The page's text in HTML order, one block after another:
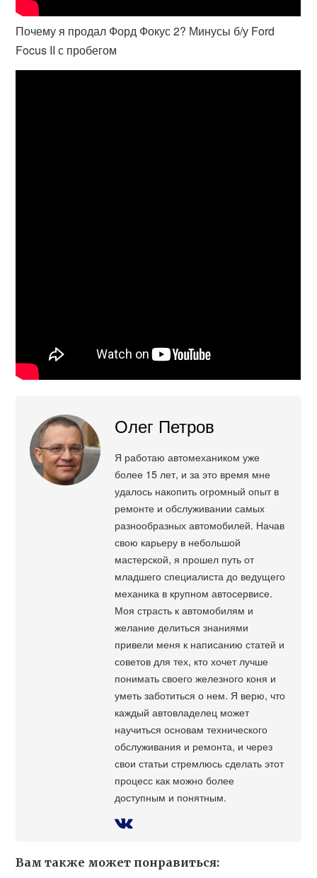
Почему я продал Форд Фокус 2? Минусы б/у Ford
Focus II с пробегом
Олег Петров
Я работаю автомехаником уже
более 15 лет, и за это время мне
удалось накопить огромный опыт в
ремонте и обслуживании самых
разнообразных автомобилей. Начав
свою карьеру в небольшой
мастерской, я прошел путь от
младшего специалиста до ведущего
механика в крупном автосервисе.
Моя страсть к автомобилям и
желание делиться знаниями
привели меня к написанию статей и
советов для тех, кто хочет лучше
понимать своего железного коня и
уметь заботиться о нем. Я верю, что
каждый автовладелец может
научиться основам технического
обслуживания и ремонта, и через
свои статьи стремлюсь сделать этот
процесс как можно более
доступным и понятным.
Вам также может понравиться: